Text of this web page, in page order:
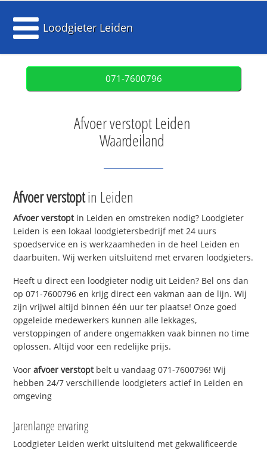
Loodgieter Leiden
071-7600796
Afvoer verstopt Leiden
Waardeiland
Afvoer verstoptin Leiden
Afvoer verstoptin Leiden en omstreken nodig? Loodgieter
Leiden is een lokaal loodgietersbedrijf met 24 uurs
spoedservice en is werkzaamheden in de heel Leiden en
daarbuiten. Wij werken uitsluitend met ervaren loodgieters.
Heeft u direct een loodgieter nodig uit Leiden? Bel ons dan
op 071-7600796 en krijg direct een vakman aan de lijn. Wij
zijn vrijwel altijd binnen één uur ter plaatse! Onze goed
opgeleide medewerkers kunnen alle lekkages,
verstoppingen of andere ongemakken vaak binnen no time
oplossen. Altijd voor een redelijke prijs.
Voorafvoer verstoptbelt u vandaag 071-7600796! Wij
hebben 24/7 verschillende loodgieters actief in Leiden en
omgeving
Jarenlange ervaring
Loodgieter Leiden werkt uitsluitend met gekwalificeerde